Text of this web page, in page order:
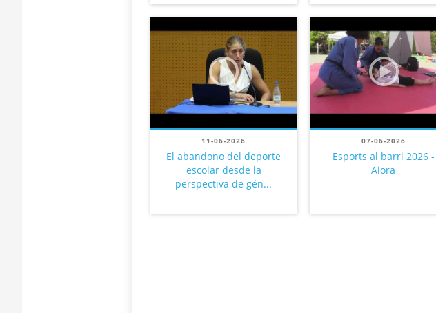
11-06-2026
El abandono del deporte
escolar desde la
perspectiva de gén...
07-06-2026
Esports al barri 2026 -
Aiora